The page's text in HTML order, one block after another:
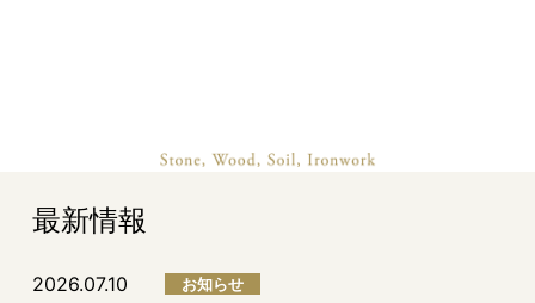
最新情報
2026.07.10 お知らせ